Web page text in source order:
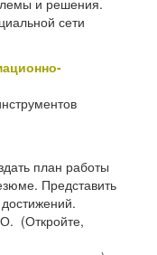
и решения.
сети
план работы
Представить
(Откройте,